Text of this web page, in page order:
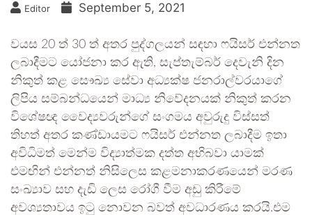
Editor September 5, 2021
වයස 20 ත් 30 ත් අතර පුද්ගලයන් සඳහා ෆයිසර් එන්නත
ලබාදීමට යෝජනා කර ඇති, සැප්තැම්බර් දෙවැනි දින
නිකුත් කළ සෞඛ්‍ය සේවා අධ්‍යක්ෂ ජනරාල්වරයාගේ
ලිපිය සම්බන්ධයෙන් මාධ්‍ය නිවේදනයක් නිකුත් කරන
විශේෂඥ වෛද්‍යවරුන්ගේ සංගමය අවුරුදු විස්සත්
තිහත් අතර කණ්ඩායමට ෆයිසර් එන්නත ලබාදීම ඉතා
අවිධිමත් මෙන්ම විද්‍යාත්මක දත්ත අභිබවා යාමක්
එමඟින් එන්නත් නිසිලෙස කළමනාකරණයෙන් මරණ
සංඛ්‍යාව සහ දැඩි ලෙස රෝගී වීම අඩු කිරීමේ
අවශ්‍යතාවය ඉටු නොවන බවත් අවධාරණය කරයි.එම